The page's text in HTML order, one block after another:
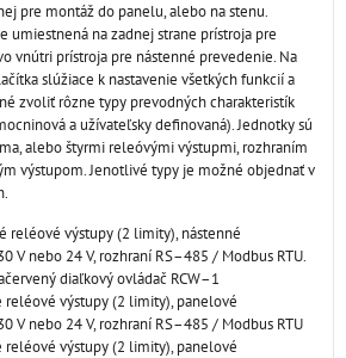
pre montáž do panelu, alebo na stenu.
umiestnená na zadnej strane prístroja pre
vnútri prístroja pre nástenné prevedenie. Na
slúžiace k nastavenie všetkých funkcií a
zvoliť rôzne typy prevodných charakteristík
a užívateľsky definovaná). Jednotky sú
alebo štyrmi releóvými výstupmi, rozhraním
výstupom. Jenotlivé typy je možné objednať v
reléové výstupy (2 limity), nástenné
V nebo 24 V, rozhraní RS–485 / Modbus RTU.
diaľkový ovládač RCW–1
reléové výstupy (2 limity), panelové
V nebo 24 V, rozhraní RS–485 / Modbus RTU
reléové výstupy (2 limity), panelové